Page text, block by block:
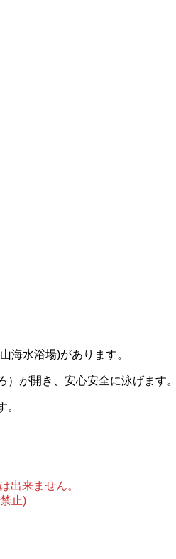
海水浴場)があります。
が開き、安心安全に泳げます。
出来ません。
止)